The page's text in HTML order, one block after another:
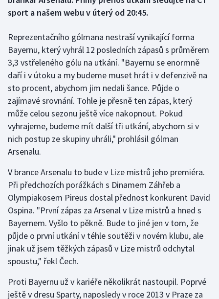
Florbal
Futsal
Golf
Gymnastika
Házená
Jezdectví
Judo
Krasobruslení
Lezení
Lyže a snowboard
Moderní pětiboj
Motorsport
Olympijské hry
sport a našem webu v úterý od 20:45.
Reprezentačního gólmana nestraší vynikající forma
Bayernu, který vyhrál 12 posledních zápasů s průměrem
3,3 vstřeleného gólu na utkání. "Bayernu se enormně
daří i v útoku a my budeme muset hrát i v defenzivě na
sto procent, abychom jim nedali šance. Půjde o
zajímavé srovnání. Tohle je přesně ten zápas, který
může celou sezonu ještě více nakopnout. Pokud
vyhrajeme, budeme mít další tři utkání, abychom si v
nich postup ze skupiny uhráli," prohlásil gólman
Arsenalu.
V brance Arsenalu to bude v Lize mistrů jeho premiéra.
Při předchozích porážkách s Dinamem Záhřeb a
Olympiakosem Pireus dostal přednost konkurent David
Ospina. "První zápas za Arsenal v Lize mistrů a hned s
Bayernem. Vyšlo to pěkně. Bude to jiné jen v tom, že
půjde o první utkání v téhle soutěži v novém klubu, ale
jinak už jsem těžkých zápasů v Lize mistrů odchytal
spoustu," řekl Čech.
Proti Bayernu už v kariéře několikrát nastoupil. Poprvé
ještě v dresu Sparty, naposledy v roce 2013 v Praze za